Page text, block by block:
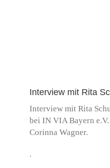
Interview mit Rita
Interview mit Rita
bei IN VIA Bayern
Corinna Wagner.
.